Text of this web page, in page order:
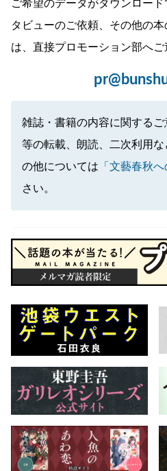
ご希望のデータがダウンロー
タビューのご依頼、その他の
は、直接プロモーション部へご
雑誌・書籍の内容に関する
等の転載、朗読、二次利用
の他については 「文藝春秋
さい。